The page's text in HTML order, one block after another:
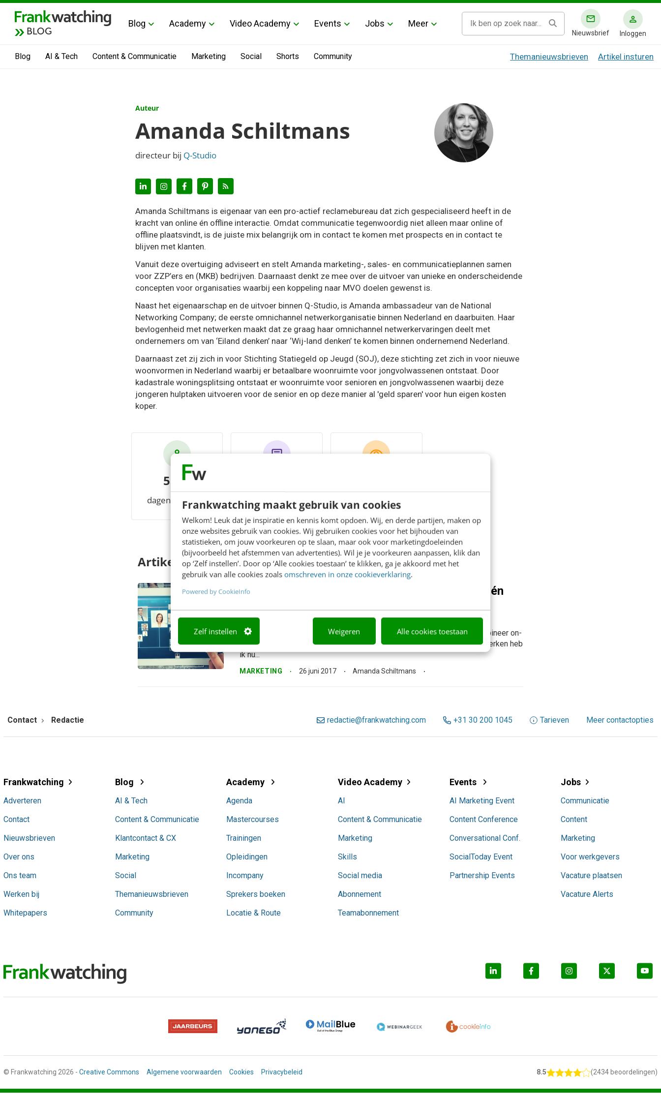
Frankwatching maakt gebruik van cookies
Welkom! Leuk dat je inspiratie en kennis komt opdoen. Wij, en derde partijen, maken op
onze websites gebruik van cookies. Wij gebruiken cookies voor het bijhouden van
statistieken, om jouw voorkeuren op te slaan, maar ook voor marketingdoeleinden
(bijvoorbeeld het afstemmen van advertenties). Wil je je voorkeuren aanpassen, klik dan
op ‘Zelf instellen’. Door op ‘Alle cookies toestaan’ te klikken, ga je akkoord met het
gebruik van alle cookies zoals omschreven in onze cookieverklaring.
Powered by CookieInfo
Zelf instellen Weigeren Alle cookies toestaan
BLOG
Blog Academy Video Academy Events Jobs Meer
Nieuwsbrief Inloggen
Blog AI & Tech Content & Communicatie Marketing Social Shorts Community Themanieuwsbrieven Artikel insturen
Auteur
Amanda Schiltmans
directeur bij Q-Studio
Amanda Schiltmans is eigenaar van een pro-actief reclamebureau dat zich gespecialiseerd heeft in de
kracht van online én offline interactie. Omdat communicatie tegenwoordig niet alleen maar online of
offline plaatsvindt, is de juiste mix belangrijk om in contact te komen met prospects en in contact te
blijven met klanten.
Vanuit deze overtuiging adviseert en stelt Amanda marketing-, sales- en communicatieplannen samen
voor ZZP’ers en (MKB) bedrijven. Daarnaast denkt ze mee over de uitvoer van unieke en onderscheidende
concepten voor organisaties waarbij een koppeling naar MVO doelen gewenst is.
Naast het eigenaarschap en de uitvoer binnen Q-Studio, is Amanda ambassadeur van de National
Networking Company; de eerste omnichannel netwerkorganisatie binnen Nederland en daarbuiten. Haar
bevlogenheid met netwerken maakt dat ze graag haar omnichannel netwerkervaringen deelt met
ondernemers om van ‘Eiland denken’ naar ‘Wij-land denken’ te komen binnen ondernemend Nederland.
Daarnaast zet zij zich in voor Stichting Statiegeld op Jeugd (SOJ), deze stichting zet zich in voor nieuwe
woonvormen in Nederland waarbij er betaalbare woonruimte voor jongvolwassenen ontstaat. Door
kadastrale woningsplitsing ontstaat er woonruimte voor senioren en jongvolwassenen waarbij deze
jongeren hulptaken uitvoeren voor de senior en op deze manier al 'geld sparen' voor hun eigen kosten
koper.
5366
dagen member artikelen views
Artikelen
Omnichannel ‘netwerken’: de kracht van offline én
online!
Online kanalen en technieken maken het mogelijk om steeds slimmer én
effectiever te netwerken. Ook tijdens deze coronacrisis-periode. Ik combineer on-
en offline ontmoetingen al jaren. Ik netwerk omnichannel! Het offline netwerken heb
ik nu...
MARKETING 26 juni 2017 Amanda Schiltmans
Contact Redactie redactie@frankwatching.com +31 30 200 1045 Tarieven Meer contactopties
Frankwatching
Adverteren
Contact
Nieuwsbrieven
Over ons
Ons team
Werken bij
Whitepapers
Blog
AI & Tech
Content & Communicatie
Klantcontact & CX
Marketing
Social
Themanieuwsbrieven
Community
Academy
Agenda
Mastercourses
Trainingen
Opleidingen
Incompany
Sprekers boeken
Locatie & Route
Video Academy
AI
Content & Communicatie
Marketing
Skills
Social media
Abonnement
Teamabonnement
Events
AI Marketing Event
Content Conference
Conversational Conf.
SocialToday Event
Partnership Events
Jobs
Communicatie
Content
Marketing
Voor werkgevers
Vacature plaatsen
Vacature Alerts
© Frankwatching 2026 - Creative Commons Algemene voorwaarden Cookies Privacybeleid 8.5 (2434 beoordelingen)